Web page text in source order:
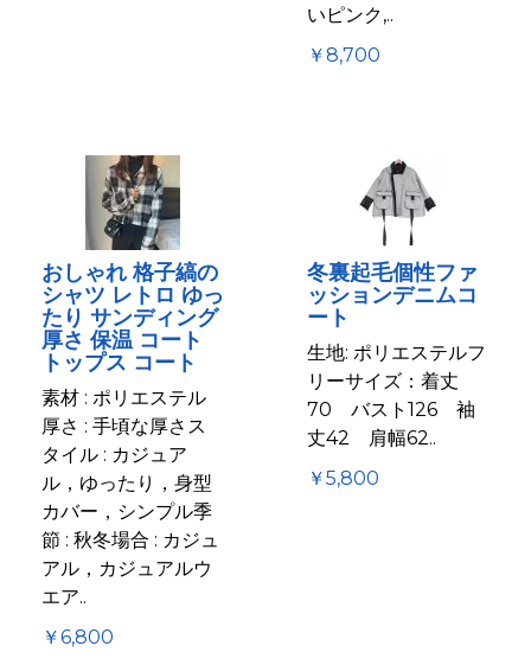
いピンク,..
￥8,700
おしゃれ 格子縞の
シャツ レトロ ゆっ
たり サンディング
厚さ 保温 コート
トップス コート
素材 : ポリエステル
厚さ : 手頃な厚さス
タイル : カジュア
ル，ゆったり，身型
カバー，シンプル季
節 : 秋冬場合 : カジュ
アル，カジュアルウ
エア..
￥6,800
冬裏起毛個性ファ
ッションデニムコ
ート
生地: ポリエステルフ
リーサイズ：着丈
70 バスト126 袖
丈42 肩幅62..
￥5,800